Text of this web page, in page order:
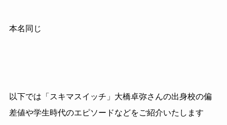
本名同じ
以下では「スキマスイッチ」大橋卓弥さんの出身校の偏
差値や学生時代のエピソードなどをご紹介いたします